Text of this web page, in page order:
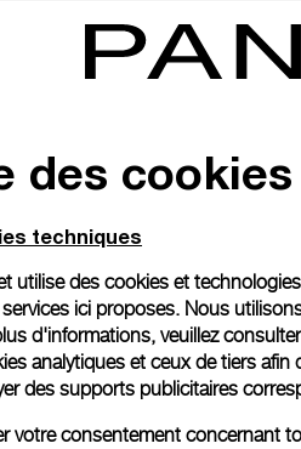
des cookies
techniques
utilise des cookies et
ici proposes. Nous
d'informations, veuillez
analytiques et ceux de tiers
des supports publicitaires
votre consentement concernant